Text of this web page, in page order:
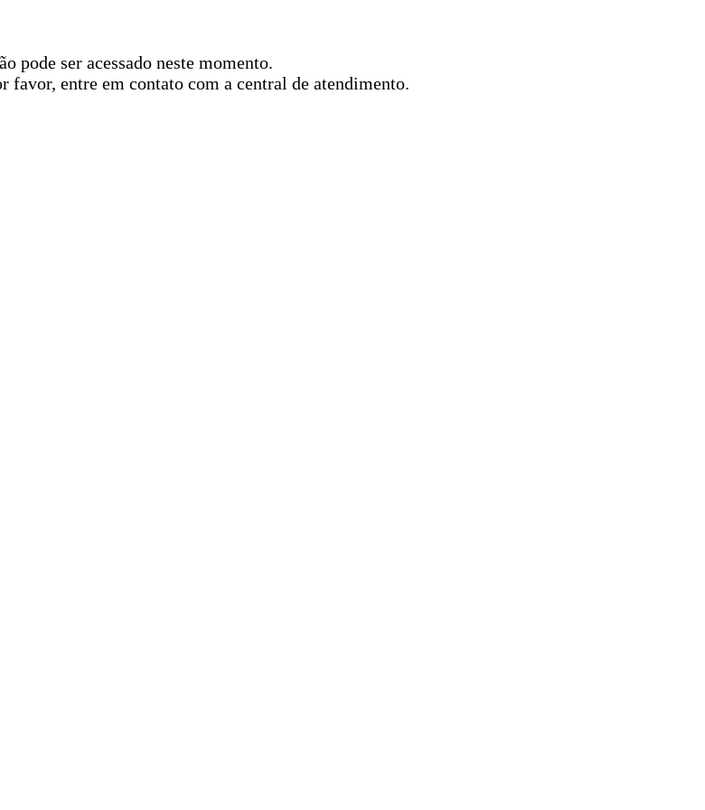
pode ser acessado neste momento.
favor, entre em contato com a central de atendimento.